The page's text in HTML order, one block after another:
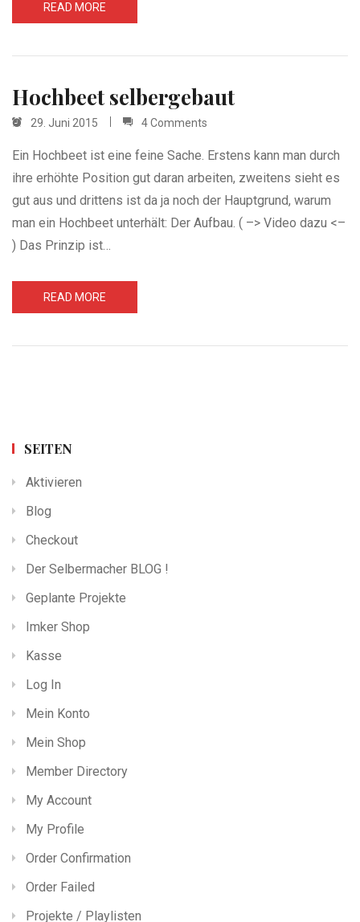
READ MORE
Hochbeet selbergebaut
29. Juni 2015 4 Comments
Ein Hochbeet ist eine feine Sache. Erstens kann man durch
ihre erhöhte Position gut daran arbeiten, zweitens sieht es
gut aus und drittens ist da ja noch der Hauptgrund, warum
man ein Hochbeet unterhält: Der Aufbau. ( –> Video dazu <–
) Das Prinzip ist…
READ MORE
SEITEN
Aktivieren
Blog
Checkout
Der Selbermacher BLOG !
Geplante Projekte
Imker Shop
Kasse
Log In
Mein Konto
Mein Shop
Member Directory
My Account
My Profile
Order Confirmation
Order Failed
Projekte / Playlisten